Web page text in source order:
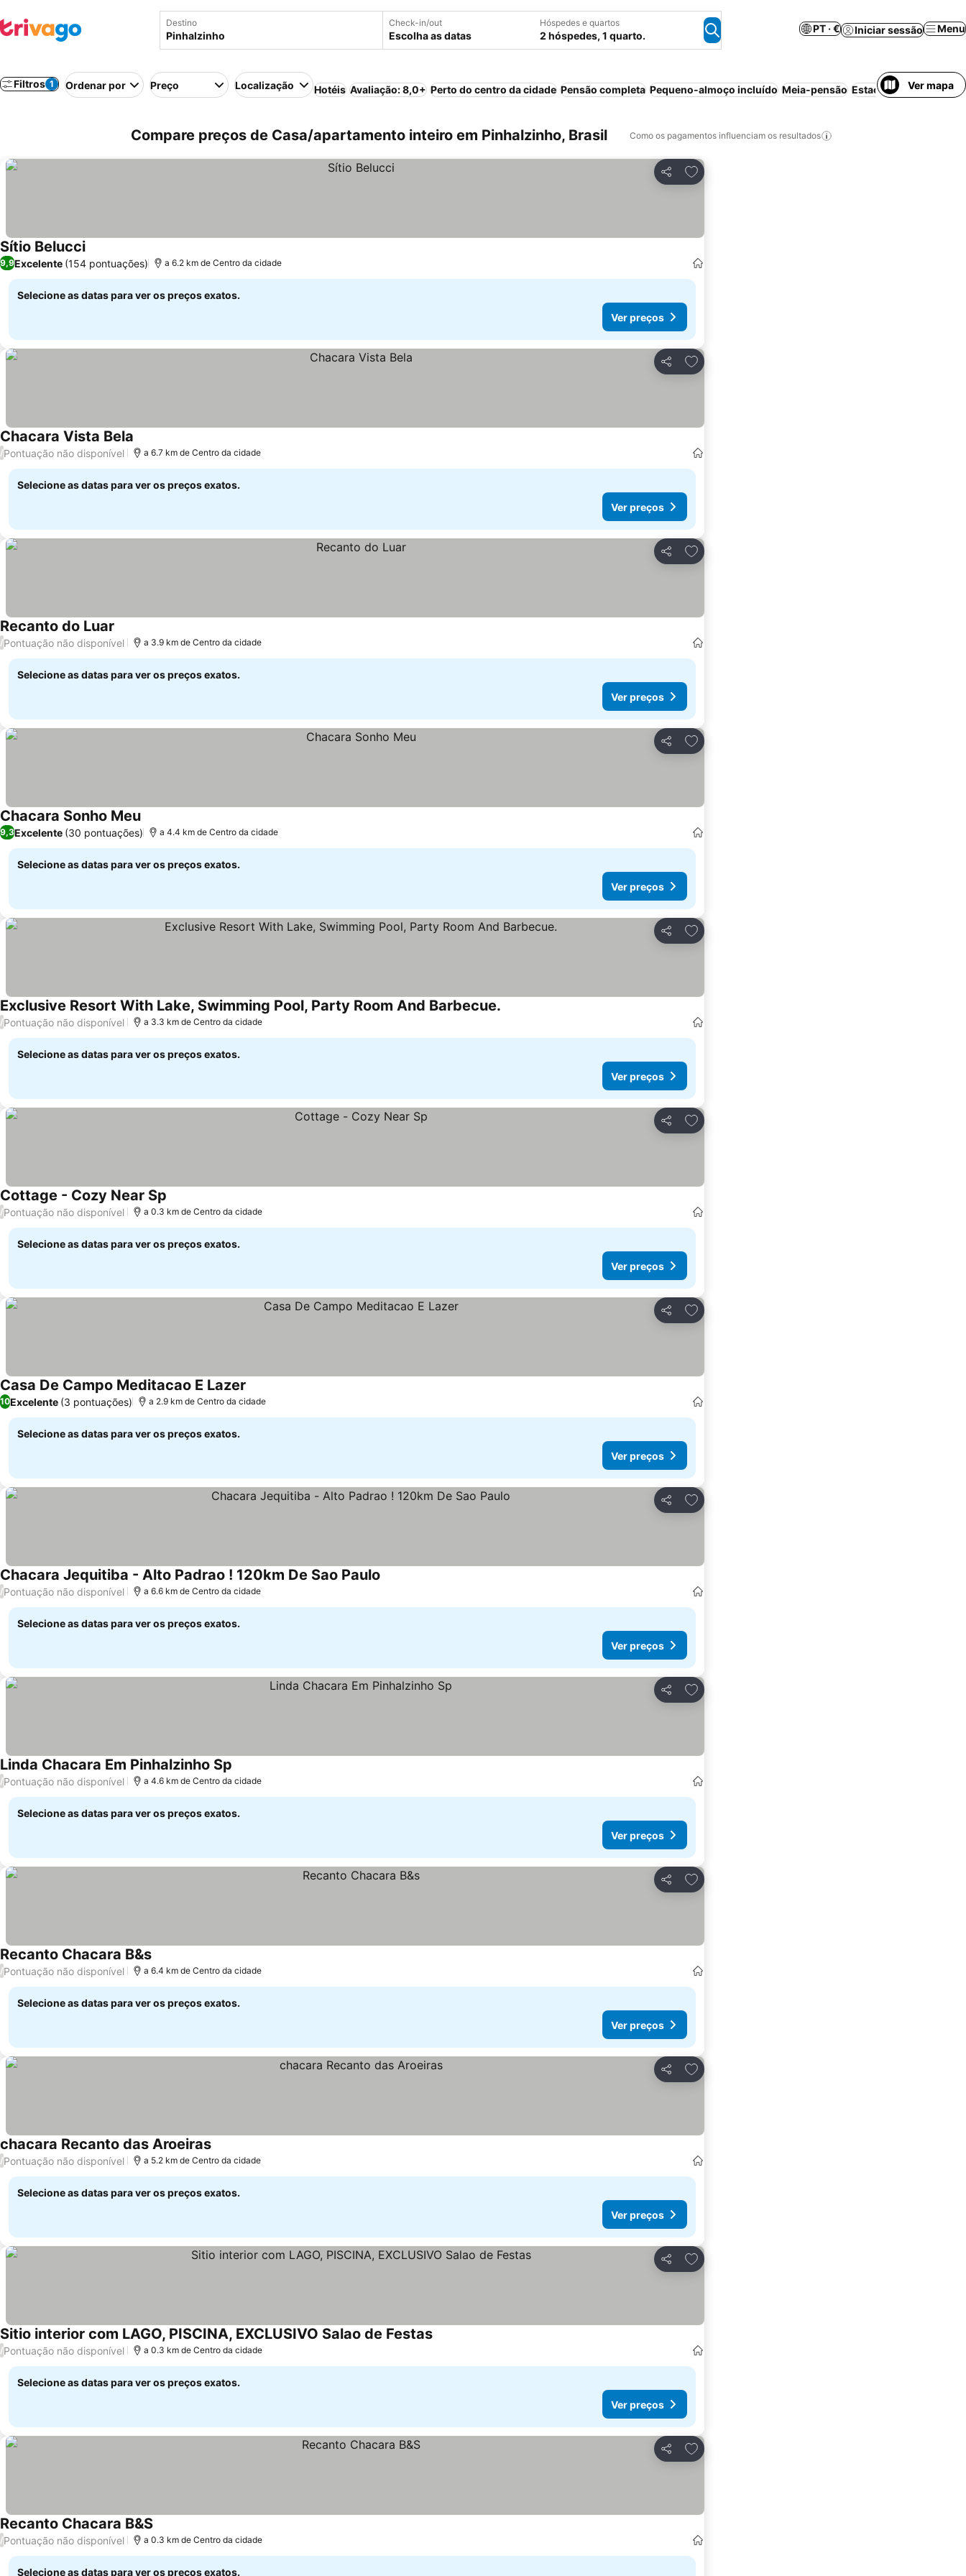
Destino Check-in/out
Escolha as datas
Hóspedes e quartos
2 hóspedes, 1 quarto.
PT · € Iniciar sessão Menu
Filtros 1 Ordenar por Preço Localização Hotéis Avaliação: 8,0+ Perto do centro da cidade Pensão completa Pequeno-almoço incluído Meia-pensão EstacionamentoVer mapa
Compare preços de Casa/apartamento inteiro em Pinhalzinho, Brasil Como os pagamentos influenciam os resultados
Partilhar
Adicionar aos favoritos
Sítio Belucci
9,9Excelente (154 pontuações) a 6.2 km de Centro da cidade
Selecione as datas para ver os preços exatos.
Ver preços
Partilhar
Adicionar aos favoritos
Chacara Vista Bela
/Pontuação não disponível a 6.7 km de Centro da cidade
Selecione as datas para ver os preços exatos.
Ver preços
Partilhar
Adicionar aos favoritos
Recanto do Luar
/Pontuação não disponível a 3.9 km de Centro da cidade
Selecione as datas para ver os preços exatos.
Ver preços
Partilhar
Adicionar aos favoritos
Chacara Sonho Meu
9,3Excelente (30 pontuações) a 4.4 km de Centro da cidade
Selecione as datas para ver os preços exatos.
Ver preços
Partilhar
Adicionar aos favoritos
Exclusive Resort With Lake, Swimming Pool, Party Room And Barbecue.
/Pontuação não disponível a 3.3 km de Centro da cidade
Selecione as datas para ver os preços exatos.
Ver preços
Partilhar
Adicionar aos favoritos
Cottage - Cozy Near Sp
/Pontuação não disponível a 0.3 km de Centro da cidade
Selecione as datas para ver os preços exatos.
Ver preços
Partilhar
Adicionar aos favoritos
Casa De Campo Meditacao E Lazer
10Excelente (3 pontuações) a 2.9 km de Centro da cidade
Selecione as datas para ver os preços exatos.
Ver preços
Partilhar
Adicionar aos favoritos
Chacara Jequitiba - Alto Padrao ! 120km De Sao Paulo
/Pontuação não disponível a 6.6 km de Centro da cidade
Selecione as datas para ver os preços exatos.
Ver preços
Partilhar
Adicionar aos favoritos
Linda Chacara Em Pinhalzinho Sp
/Pontuação não disponível a 4.6 km de Centro da cidade
Selecione as datas para ver os preços exatos.
Ver preços
Partilhar
Adicionar aos favoritos
Recanto Chacara B&s
/Pontuação não disponível a 6.4 km de Centro da cidade
Selecione as datas para ver os preços exatos.
Ver preços
Partilhar
Adicionar aos favoritos
chacara Recanto das Aroeiras
/Pontuação não disponível a 5.2 km de Centro da cidade
Selecione as datas para ver os preços exatos.
Ver preços
Partilhar
Adicionar aos favoritos
Sitio interior com LAGO, PISCINA, EXCLUSIVO Salao de Festas
/Pontuação não disponível a 0.3 km de Centro da cidade
Selecione as datas para ver os preços exatos.
Ver preços
Partilhar
Adicionar aos favoritos
Recanto Chacara B&S
/Pontuação não disponível a 0.3 km de Centro da cidade
Selecione as datas para ver os preços exatos.